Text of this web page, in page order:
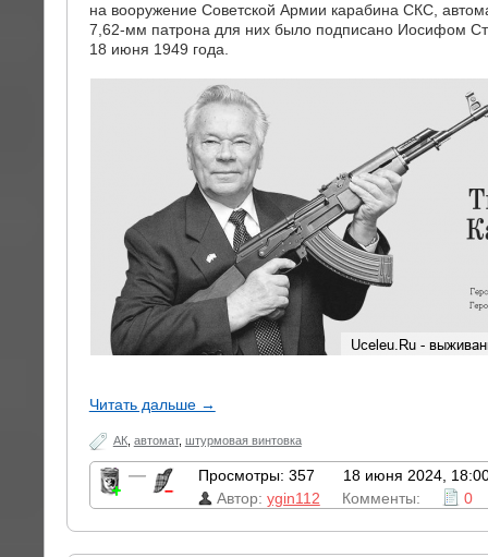
на вооружение Советской Армии карабина СКС,
7,62-мм патрона для них было подписано Иосифом
18 июня 1949 года.
Читать дальше →
АК, автомат, штурмовая винтовка
— Просмотры: 357
18 июня 2024,
Автор: ygin112 Комменты: 0